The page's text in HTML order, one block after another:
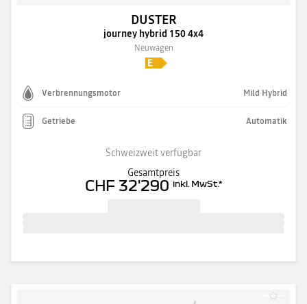
DUSTER
journey hybrid 150 4x4
Neuwagen
Verbrennungsmotor Mild Hybrid
Getriebe Automatik
Schweizweit verfügbar
Gesamtpreis
CHF 32'290 inkl. MwSt.*